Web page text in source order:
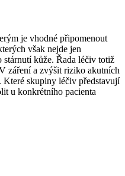
je vhodné připomenout
však nejde jen
stárnutí kůže. Řada léčiv totiž
záření a zvýšit riziko akutních
skupiny léčiv představují
u konkrétního pacienta